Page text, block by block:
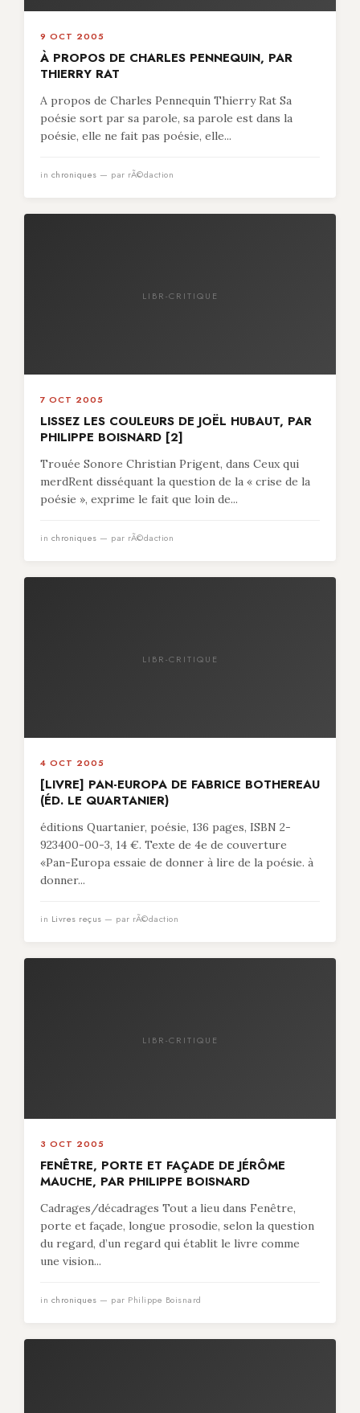
9 OCT 2005
À PROPOS DE CHARLES PENNEQUIN, PAR
THIERRY RAT
A propos de Charles Pennequin Thierry Rat Sa
poésie sort par sa parole, sa parole est dans la
poésie, elle ne fait pas poésie, elle...
in chroniques — par rÃ©daction
LIBR-CRITIQUE
7 OCT 2005
LISSEZ LES COULEURS DE JOËL HUBAUT, PAR
PHILIPPE BOISNARD [2]
Trouée Sonore Christian Prigent, dans Ceux qui
merdRent disséquant la question de la « crise de la
poésie », exprime le fait que loin de...
in chroniques — par rÃ©daction
LIBR-CRITIQUE
4 OCT 2005
[LIVRE] PAN-EUROPA DE FABRICE BOTHEREAU
(ÉD. LE QUARTANIER)
éditions Quartanier, poésie, 136 pages, ISBN 2-
923400-00-3, 14 €. Texte de 4e de couverture
«Pan-Europa essaie de donner à lire de la poésie. à
donner...
in Livres reçus — par rÃ©daction
LIBR-CRITIQUE
3 OCT 2005
FENÊTRE, PORTE ET FAÇADE DE JÉRÔME
MAUCHE, PAR PHILIPPE BOISNARD
Cadrages/décadrages Tout a lieu dans Fenêtre,
porte et façade, longue prosodie, selon la question
du regard, d’un regard qui établit le livre comme
une vision...
in chroniques — par Philippe Boisnard